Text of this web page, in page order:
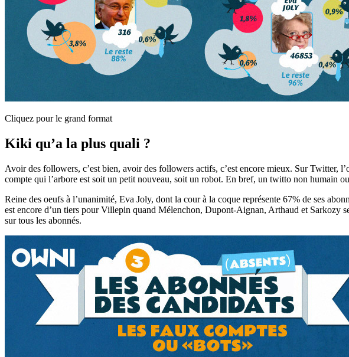
Cliquez pour le grand format
Kiki qu’a la plus quali ?
Avoir des followers, c’est bien, avoir des followers actifs, c’est encore mieux. Sur Twitter,
compte qui l’arbore est soit un petit nouveau, soit un robot. En bref, un twitto non humain
Reine des oeufs à l’unanimité, Eva Joly, dont la cour à la coque représente 67% de ses
est encore d’un tiers pour Villepin quand Mélenchon, Dupont-Aignan, Arthaud et Sarkozy
sur tous les abonnés.